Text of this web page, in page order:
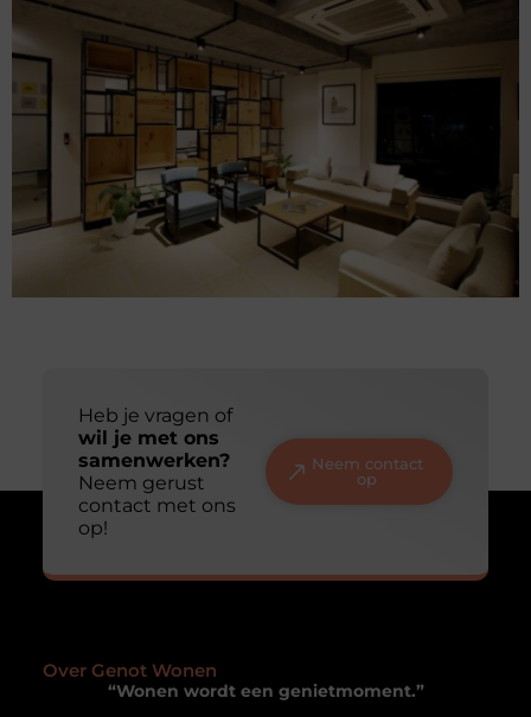
Heb je vragen of
wil je met ons
samenwerken?
Neem gerust
contact met ons
op!
Neem contact
op
Over Genot Wonen
“Wonen wordt een genietmoment.”